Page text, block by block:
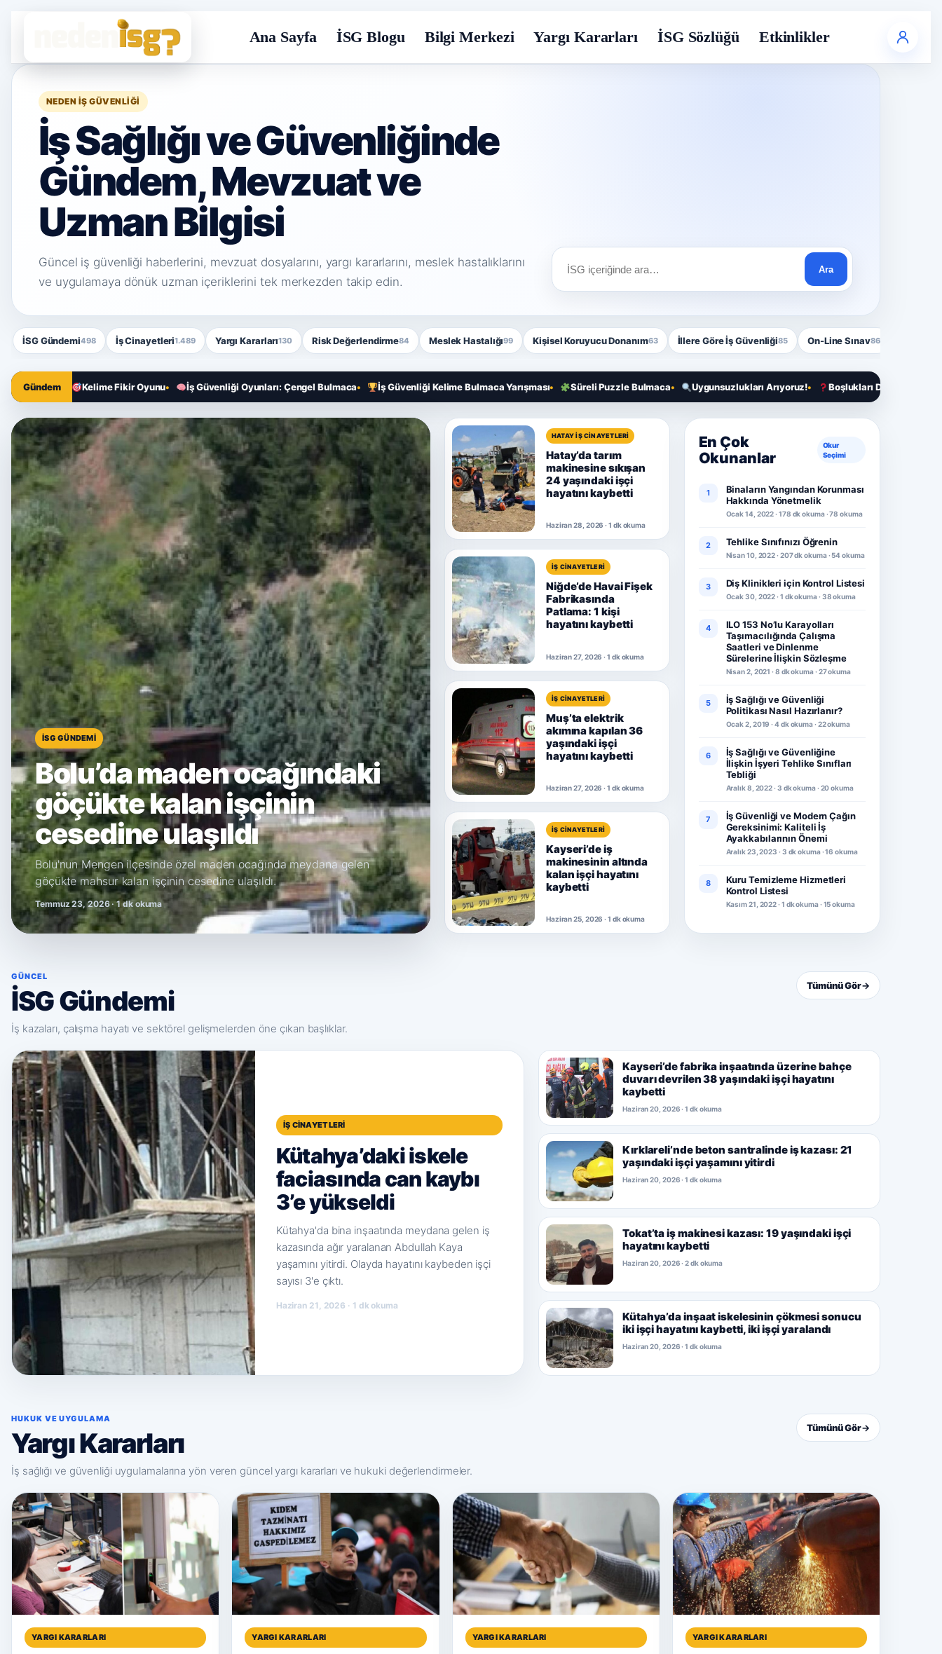
Ana Sayfa İSG Blogu Bilgi Merkezi Yargı Kararları İSG Sözlüğü Etkinlikler
NEDEN İŞ GÜVENLIĞI
İş Sağlığı ve Güvenliğinde
Gündem, Mevzuat ve
Uzman Bilgisi
Güncel iş güvenliği haberlerini, mevzuat dosyalarını, yargı kararlarını, meslek hastalıklarını
ve uygulamaya dönük uzman içeriklerini tek merkezden takip edin.
İçerik
Ara
İSG Gündemi498 İş Cinayetleri1.489 Yargı Kararları130 Risk Değerlendirme84 Meslek Hastalığı99 Kişisel Koruyucu Donanım63 İllere Göre İş Güvenliği85 On-Line Sınav86
Gündem
Kelime Fikir Oyunu İş Güvenliği Oyunları: Çengel Bulmaca İş Güvenliği Kelime Bulmaca Yarışması Süreli Puzzle Bulmaca Uygunsuzlukları Arıyoruz! Boşlukları Doldur, Hediyeleri Götür
İSG GÜNDEMI
Bolu’da maden ocağındaki
göçükte kalan işçinin
cesedine ulaşıldı
Bolu'nun Mengen ilçesinde özel maden ocağında meydana gelen
göçükte mahsur kalan işçinin cesedine ulaşıldı.
Temmuz 23, 2026 · 1 dk okuma
HATAY İŞ CINAYETLERI
Hatay’da tarım
makinesine sıkışan
24 yaşındaki işçi
hayatını kaybetti
Haziran 28, 2026 · 1 dk okuma
İŞ CINAYETLERI
Niğde’de Havai Fişek
Fabrikasında
Patlama: 1 kişi
hayatını kaybetti
Haziran 27, 2026 · 1 dk okuma
İŞ CINAYETLERI
Muş’ta elektrik
akımına kapılan 36
yaşındaki işçi
hayatını kaybetti
Haziran 27, 2026 · 1 dk okuma
İŞ CINAYETLERI
Kayseri’de iş
makinesinin altında
kalan işçi hayatını
kaybetti
Haziran 25, 2026 · 1 dk okuma
En Çok
Okunanlar
Okur
Seçimi
1
Binaların Yangından Korunması
Hakkında Yönetmelik
Ocak 14, 2022 · 178 dk okuma · 78 okuma
2 Tehlike Sınıfınızı Öğrenin
Nisan 10, 2022 · 207 dk okuma · 54 okuma
3 Diş Klinikleri için Kontrol Listesi
Ocak 30, 2022 · 1 dk okuma · 38 okuma
4
ILO 153 No’lu Karayolları
Taşımacılığında Çalışma
Saatleri ve Dinlenme
Sürelerine İlişkin Sözleşme
Nisan 2, 2021 · 8 dk okuma · 27 okuma
5
İş Sağlığı ve Güvenliği
Politikası Nasıl Hazırlanır?
Ocak 2, 2019 · 4 dk okuma · 22 okuma
6
İş Sağlığı ve Güvenliğine
İlişkin İşyeri Tehlike Sınıfları
Tebliği
Aralık 8, 2022 · 3 dk okuma · 20 okuma
7
İş Güvenliği ve Modern Çağın
Gereksinimi: Kaliteli İş
Ayakkabılarının Önemi
Aralık 23, 2023 · 3 dk okuma · 16 okuma
8
Kuru Temizleme Hizmetleri
Kontrol Listesi
Kasım 21, 2022 · 1 dk okuma · 15 okuma
GÜNCEL
İSG Gündemi
İş kazaları, çalışma hayatı ve sektörel gelişmelerden öne çıkan başlıklar.
Tümünü Gör→
İŞ CINAYETLERI
Kütahya’daki iskele
faciasında can kaybı
3’e yükseldi
Kütahya'da bina inşaatında meydana gelen iş
kazasında ağır yaralanan Abdullah Kaya
yaşamını yitirdi. Olayda hayatını kaybeden işçi
sayısı 3'e çıktı.
Haziran 21, 2026 · 1 dk okuma
Kayseri’de fabrika inşaatında üzerine bahçe
duvarı devrilen 38 yaşındaki işçi hayatını
kaybetti
Haziran 20, 2026 · 1 dk okuma
Kırklareli’nde beton santralinde iş kazası: 21
yaşındaki işçi yaşamını yitirdi
Haziran 20, 2026 · 1 dk okuma
Tokat’ta iş makinesi kazası: 19 yaşındaki işçi
hayatını kaybetti
Haziran 20, 2026 · 2 dk okuma
Kütahya’da inşaat iskelesinin çökmesi sonucu
iki işçi hayatını kaybetti, iki işçi yaralandı
Haziran 20, 2026 · 1 dk okuma
HUKUK VE UYGULAMA
Yargı Kararları
İş sağlığı ve güvenliği uygulamalarına yön veren güncel yargı kararları ve hukuki değerlendirmeler.
Tümünü Gör→
YARGI KARARLARI YARGI KARARLARI YARGI KARARLARI YARGI KARARLARI